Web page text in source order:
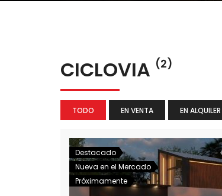
CICLOVIA (2)
TODO EN VENTA EN ALQUILER
Destacado
Nueva en el Mercado
Próximamente